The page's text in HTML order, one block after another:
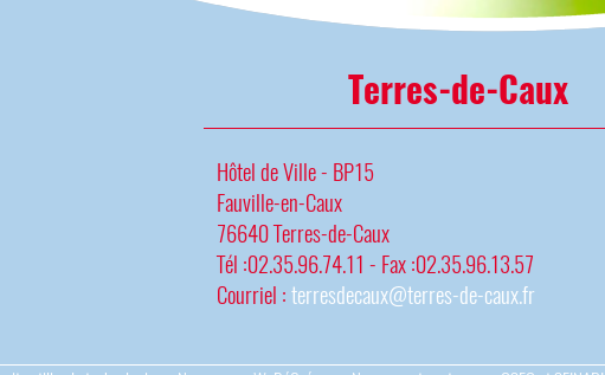
Terres-de-Caux
Hôtel de Ville - BP15
Fauville-en-Caux
76640 Terres-de-Caux
Tél :02.35.96.74.11 - Fax :02.35.96.13.57
Courriel :terresdecaux@terres-de-caux.fr